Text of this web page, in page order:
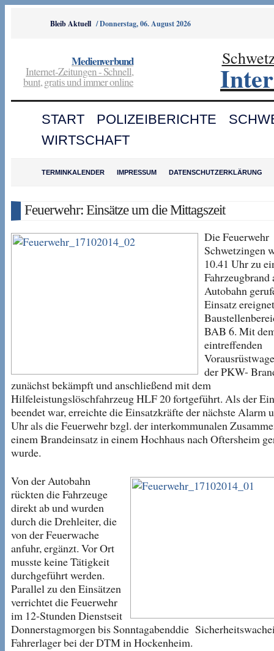
Bleib Aktuell /Donnerstag, 06. August 2026
Medienverbund
Internet-Zeitungen - Schnell,
bunt, gratis und immer online
START POLIZEIBERICHTE
WIRTSCHAFT
TERMINKALENDER IMPRESSUM DATENSCHUTZERKLÄRUNG
Feuerwehr: Einsätze um die Mittagszeit
Die Feuerwehr
Schwetzingen
10.41 Uhr zu
Fahrzeugbrand
Autobahn
Einsatz
BAB 6. Mit
eintreffenden
der PKW-
zunächst bekämpft und anschließend mit dem
Hilfeleistungslöschfahrzeug HLF 20 fortgeführt. Als der
beendet war, erreichte die Einsatzkräfte der nächste Alarm
Uhr als die Feuerwehr bzgl. der interkommunalen
einem Brandeinsatz in einem Hochhaus nach Oftersheim
wurde.
Von der Autobahn
rückten die Fahrzeuge
direkt ab und wurden
durch die Drehleiter, die
von der Feuerwache
anfuhr, ergänzt. Vor Ort
musste keine Tätigkeit
durchgeführt werden.
Parallel zu den Einsätzen
verrichtet die Feuerwehr
im 12-Stunden Dienstseit
Donnerstagmorgen bis Sonntagabenddie
Fahrerlager bei der DTM in Hockenheim.